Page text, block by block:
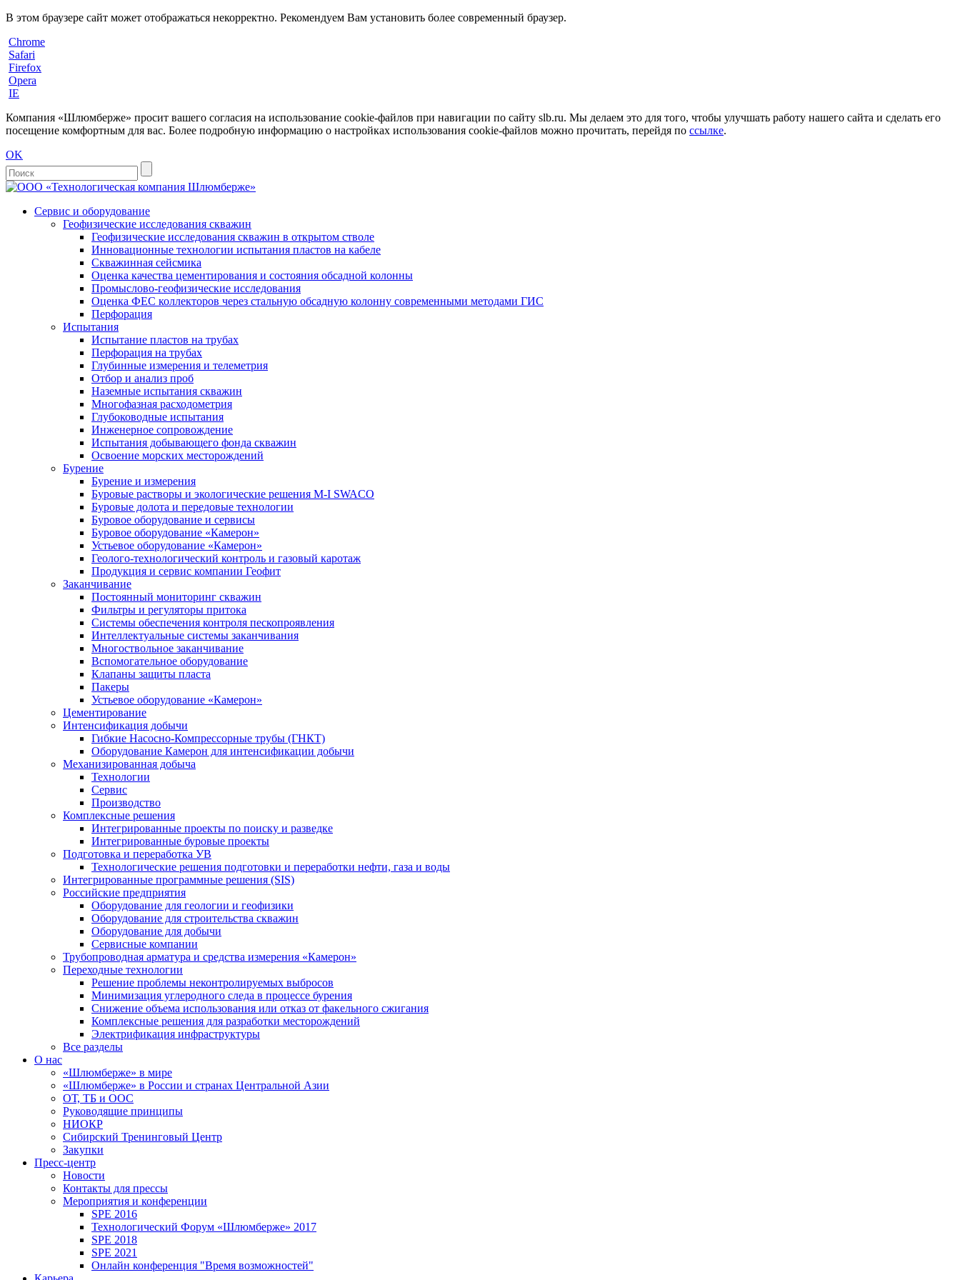
В этом браузере сайт может отображаться некорректно. Рекомендуем Вам установить более современный браузер.
Chrome
Safari
Firefox
Opera
IE
Компания «Шлюмберже» просит вашего согласия на использование cookie-файлов при навигации по сайту slb.ru. Мы делаем это для того, чтобы улучшать работу нашего сайта и сделать его
посещение комфортным для вас. Более подробную информацию о настройках использования cookie-файлов можно прочитать, перейдя по ссылке.
OK
Сервис и оборудование
Геофизические исследования скважин
Геофизические исследования скважин в открытом стволе
Инновационные технологии испытания пластов на кабеле
Скважинная сейсмика
Оценка качества цементирования и состояния обсадной колонны
Промыслово-геофизические исследования
Оценка ФЕС коллекторов через стальную обсадную колонну современными методами ГИС
Перфорация
Испытания
Испытание пластов на трубах
Перфорация на трубах
Глубинные измерения и телеметрия
Отбор и анализ проб
Наземные испытания скважин
Многофазная расходометрия
Глубоководные испытания
Инженерное сопровождение
Испытания добывающего фонда скважин
Освоение морских месторождений
Бурение
Бурение и измерения
Буровые растворы и экологические решения M-I SWACO
Буровые долота и передовые технологии
Буровое оборудование и сервисы
Буровое оборудование «Камерон»
Устьевое оборудование «Камерон»
Геолого-технологический контроль и газовый каротаж
Продукция и сервис компании Геофит
Заканчивание
Постоянный мониторинг скважин
Фильтры и регуляторы притока
Cистемы обеспечения контроля пескопроявления
Интеллектуальные системы заканчивания
Многоствольное заканчивание
Вспомогательное оборудование
Клапаны защиты пласта
Пакеры
Устьевое оборудование «Камерон»
Цементирование
Интенсификация добычи
Гибкие Насосно-Компрессорные трубы (ГНКТ)
Оборудование Камерон для интенсификации добычи
Механизированная добыча
Технологии
Сервис
Производство
Комплексные решения
Интегрированные проекты по поиску и разведке
Интегрированные буровые проекты
Подготовка и переработка УВ
Технологические решения подготовки и переработки нефти, газа и воды
Интегрированные программные решения (SIS)
Российские предприятия
Оборудование для геологии и геофизики
Оборудование для строительства скважин
Оборудование для добычи
Сервисные компании
Трубопроводная арматура и средства измерения «Камерон»
Переходные технологии
Решение проблемы неконтролируемых выбросов
Минимизация углеродного следа в процессе бурения
Снижение объема использования или отказ от факельного сжигания
Комплексные решения для разработки месторождений
Электрификация инфраструктуры
Все разделы
О нас
«Шлюмберже» в мире
«Шлюмберже» в России и странах Центральной Азии
ОТ, ТБ и ООС
Руководящие принципы
НИОКР
Сибирский Тренинговый Центр
Закупки
Пресс-центр
Новости
Контакты для прессы
Мероприятия и конференции
SPE 2016
Технологический Форум «Шлюмберже» 2017
SPE 2018
SPE 2021
Онлайн конференция "Время возможностей"